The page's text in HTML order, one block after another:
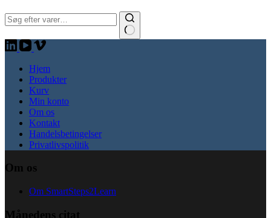
Søg:
Hjem
Produkter
Kurv
Min konto
Om os
Kontakt
Handelsbetingelser
Privatlivspolitik
Om os
Om SmartSteps2Learn
Månedens citat